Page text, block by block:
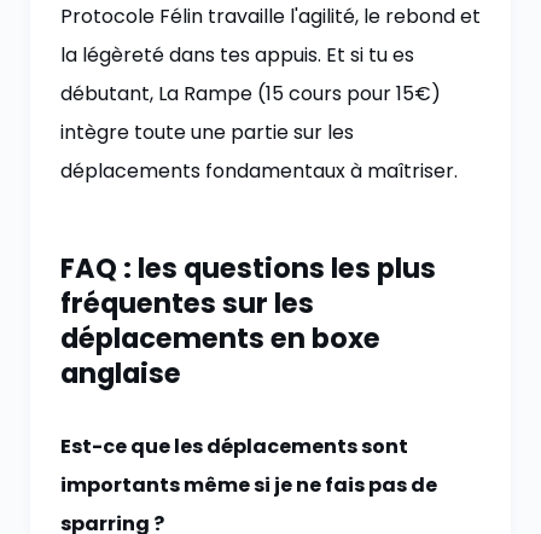
Protocole Félin travaille l'agilité, le rebond et
la légèreté dans tes appuis. Et si tu es
débutant, La Rampe (15 cours pour 15€)
intègre toute une partie sur les
déplacements fondamentaux à maîtriser.
FAQ : les questions les plus
fréquentes sur les
déplacements en boxe
anglaise
Est-ce que les déplacements sont
importants même si je ne fais pas de
sparring ?